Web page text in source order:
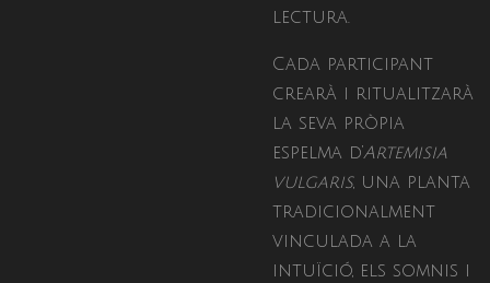
lectura.
Cada participant
crearà i ritualitzarà
la seva pròpia
espelma d’Artemisia
vulgaris, una planta
tradicionalment
vinculada a la
intuïció, els somnis i